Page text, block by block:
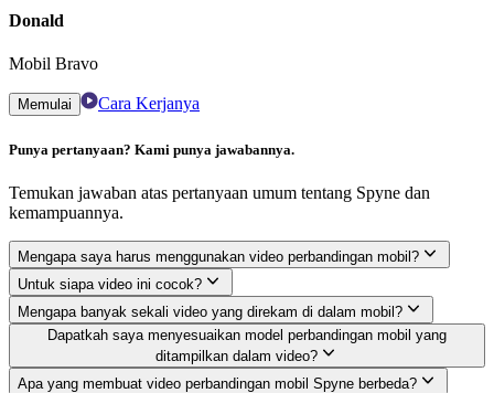
Donald
Mobil Bravo
Memulai Cara Kerjanya
Punya pertanyaan? Kami punya jawabannya.
Temukan jawaban atas pertanyaan umum tentang Spyne dan
kemampuannya.
Mengapa saya harus menggunakan video perbandingan mobil?
Untuk siapa video ini cocok?
Mengapa banyak sekali video yang direkam di dalam mobil?
Dapatkah saya menyesuaikan model perbandingan mobil yang
ditampilkan dalam video?
Apa yang membuat video perbandingan mobil Spyne berbeda?